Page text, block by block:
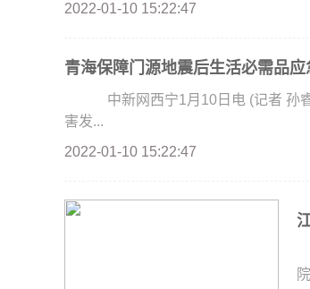
2022-01-10 15:22:47
青海保障门源地震后生活必需品应
中新网西宁1月10日电 (记者 孙睿
害发...
2022-01-10 15:22:47